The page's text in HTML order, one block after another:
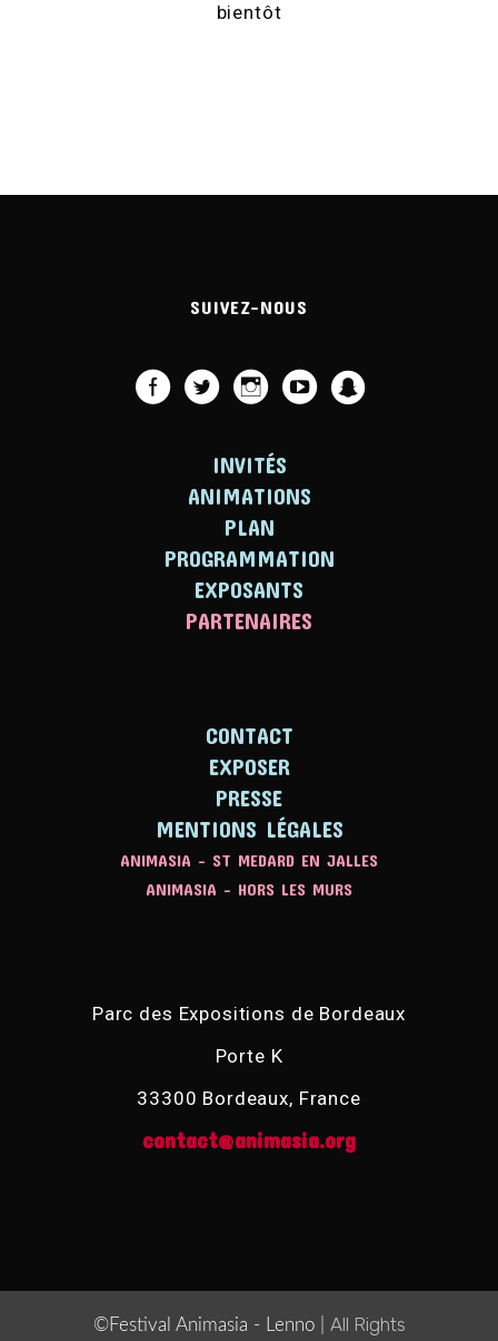
bientôt
SUIVEZ-NOUS
INVITÉS
ANIMATIONS
PLAN
PROGRAMMATION
EXPOSANTS
PARTENAIRES
CONTACT
EXPOSER
PRESSE
MENTIONS LÉGALES
ANIMASIA - ST MEDARD EN JALLES
ANIMASIA - HORS LES MURS
Parc des Expositions de Bordeaux
Porte K
33300 Bordeaux, France
contact@animasia.org
©Festival Animasia - Lenno | All Rights